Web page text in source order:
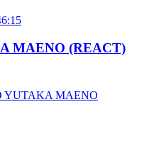
MAENO (REACT)
YUTAKA MAENO